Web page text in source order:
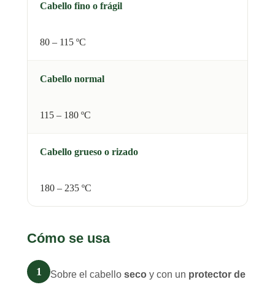
Cabello fino o frágil
80 – 115 ºC
Cabello normal
115 – 180 ºC
Cabello grueso o rizado
180 – 235 ºC
Cómo se usa
1 Sobre el cabello seco y con un protector de